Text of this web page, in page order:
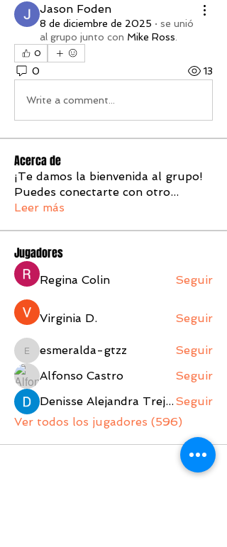
Jason Foden
8 de diciembre de 2025 · se unió
al grupo junto con Mike Ross
0
0 13
Write a comment...
Acerca de
¡Te damos la bienvenida al grupo!
Puedes conectarte con otro...
Leer más
Jugadores
Regina Colin Seguir
Virginia D. Seguir
esmeralda-gtzz
esmeralda-gtzz
Seguir
Alfonso Castro
Seguir
Denisse Alejandra Trejo Lopez Seguir
Ver todos los jugadores (596)